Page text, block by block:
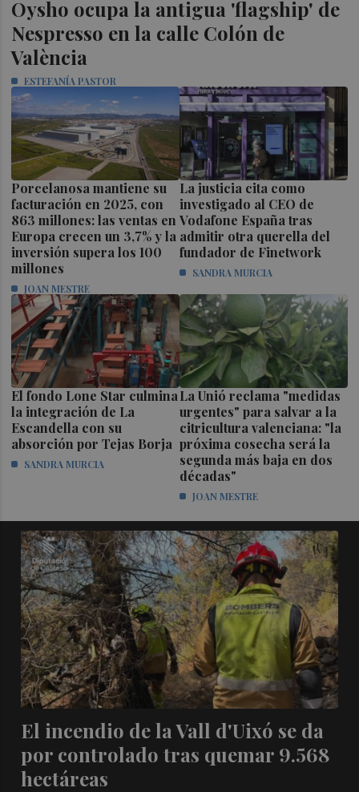
Oysho ocupa la antigua 'flagship' de
Nespresso en la calle Colón de
València
ESTEFANÍA PASTOR
Porcelanosa mantiene su
facturación en 2025, con
863 millones: las ventas en
Europa crecen un 3,7% y la
inversión supera los 100
millones
JOAN MESTRE
La justicia cita como
investigado al CEO de
Vodafone España tras
admitir otra querella del
fundador de Finetwork
SANDRA MURCIA
El fondo Lone Star culmina
la integración de La
Escandella con su
absorción por Tejas Borja
SANDRA MURCIA
La Unió reclama "medidas
urgentes" para salvar a la
citricultura valenciana: "la
próxima cosecha será la
segunda más baja en dos
décadas"
JOAN MESTRE
El incendio de la Vall d'Uixó se da
por controlado tras quemar 9.568
hectáreas